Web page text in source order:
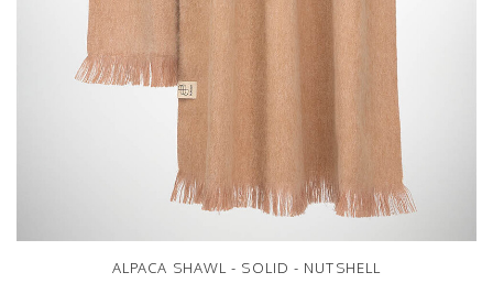
ALPACA SHAWL - SOLID - NUTSHELL